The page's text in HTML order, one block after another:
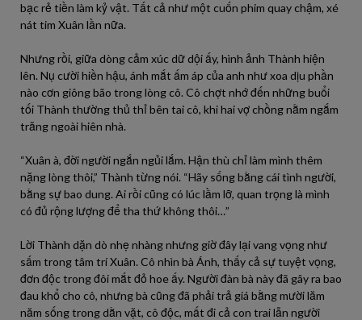
bạc rẻ tiền làm kỷ vật. Tất cả như một cuốn phim quay chậm, xé
nát tim Xuân lần nữa.
Nhưng rồi, giữa dòng cảm xúc dữ dội ấy, hình ảnh Thành hiện
lên. Nụ cười hiền hậu, ánh mắt ấm áp của anh như xoa dịu phần
nào cơn giông bão trong lòng cô. Cô chợt nhớ đến những buổi
tối Thành thường thủ thỉ bên tai cô, khi hai vợ chồng nằm ngắm
trăng ngoài hiên nhà.
“Xuân à, đời người ngắn ngủi lắm. Hận thù chỉ làm mình thêm
nặng lòng thôi,” Thành từng nói. “Hãy sống bằng cái tình người,
bằng sự bao dung. Ai rồi cũng có lúc lầm lỡ, quan trọng là mình
có đủ rộng lượng để tha thứ không thôi…”
Lời Thành dặn dò nhẹ nhàng nhưng giờ đây lại vang vọng như
sấm trong tâm trí Xuân. Cô nhìn bà Ánh, thấy cả sự tuyệt vọng,
đơn độc trong đôi mắt đỏ hoe ấy. Người đàn bà này đã gây ra bao
đau khổ cho cô, nhưng bà cũng đã phải trả giá bằng mười lăm
năm sống trong dằn vặt, cô độc, mất đi cả con trai lẫn người